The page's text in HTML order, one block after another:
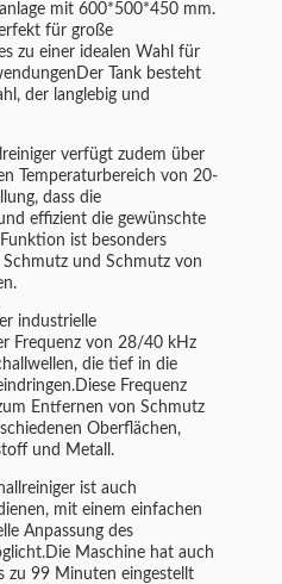
mit 600*500*450 mm.
für große
zu einer idealen Wahl für
Tank besteht
der langlebig und
verfügt zudem über
Temperaturbereich von 20-
dass die
effizient die gewünschte
ist besonders
und Schmutz von
industrielle
Frequenz von 28/40 kHz
die tief in die
Frequenz
Entfernen von Schmutz
Oberflächen,
und Metall.
ist auch
mit einem einfachen
Anpassung des
Maschine hat auch
zu 99 Minuten eingestellt